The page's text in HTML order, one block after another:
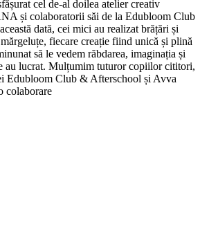
cel de-al doilea atelier creativ
și colaboratorii săi de la Edubloom Club
dată, cei mici au realizat brățări și
fiecare creație fiind unică și plină
să le vedem răbdarea, imaginația și
au lucrat. Mulțumim tuturor copiilor cititori,
Edubloom Club & Afterschool și Avva
colaborare